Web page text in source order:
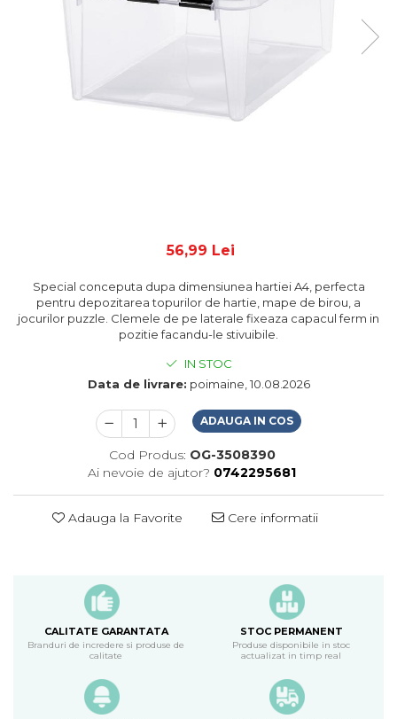
56,99 Lei
Special conceputa dupa dimensiunea hartiei A4, perfecta
pentru depozitarea topurilor de hartie, mape de birou, a
jocurilor puzzle. Clemele de pe laterale fixeaza capacul ferm in
pozitie facandu-le stivuibile.
IN STOC
Data de livrare: poimaine, 10.08.2026
ADAUGA IN COS
Cod Produs: OG-3508390
Ai nevoie de ajutor? 0742295681
Adauga la Favorite Cere informatii
CALITATE GARANTATA
Branduri de incredere si produse de
calitate
STOC PERMANENT
Produse disponibile in stoc
actualizat in timp real